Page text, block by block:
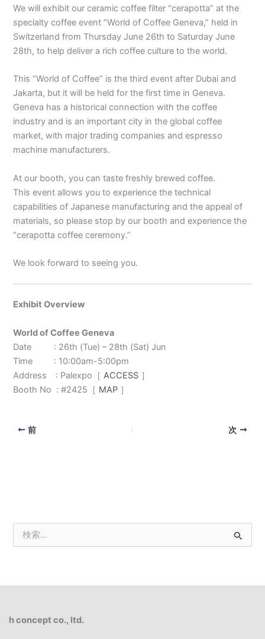
We will exhibit our ceramic coffee filter “cerapotta” at the
specialty coffee event “World of Coffee Geneva,” held in
Switzerland from Thursday June 26th to Saturday June
28th, to help deliver a rich coffee culture to the world.
This “World of Coffee” is the third event after Dubai and
Jakarta, but it will be held for the first time in Geneva.
Geneva has a historical connection with the coffee
industry and is an important city in the global coffee
market, with major trading companies and espresso
machine manufacturers.
At our booth, you can taste freshly brewed coffee.
This event allows you to experience the technical
capabilities of Japanese manufacturing and the appeal of
materials, so please stop by our booth and experience the
“cerapotta coffee ceremony.”
We look forward to seeing you.
Exhibit Overview
World of Coffee Geneva
Date : 26th (Tue) – 28th (Sat) Jun
Time : 10:00am-5:00pm
Address : Palexpo［ACCESS ］
Booth No : #2425［ MAP ］
前 次
索
h concept co., ltd.